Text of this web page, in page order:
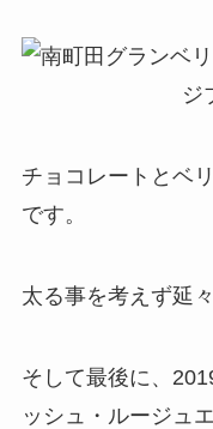
チョコレートとベ
です。
太る事を考えず延
そして最後に、
ッシュ・ルージュ